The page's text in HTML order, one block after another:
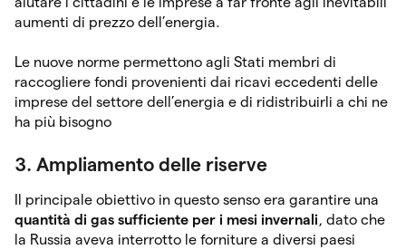
aumenti di prezzo dell’energia.
Le nuove norme permettono agli Stati membri di
raccogliere fondi provenienti dai ricavi eccedenti delle
imprese del settore dell’energia e di ridistribuirli a chi ne
ha più bisogno
3. Ampliamento delle riserve
Il principale obiettivo in questo senso era garantire una
quantità di gas sufficiente per i mesi invernali, dato che
la Russia aveva interrotto le forniture a diversi paesi